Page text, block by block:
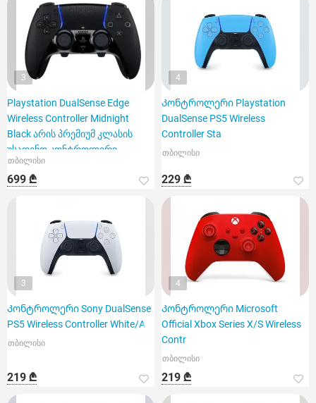
3
Playstation DualSense Edge
Wireless Controller Midnight
Black არის პრემიუმ კლასის
უსადენო კონტროლერი
თბილისი
699 ₾
4
Კონტროლერი Playstation
DualSense PS5 Wireless
Controller Sta
თბილისი
229 ₾
3
Კონტროლერი Sony DualSense
PS5 Wireless Controller White/A
თბილისი
219 ₾
4
Კონტროლერი Microsoft
Official Xbox Series X/S Wireless
Contr
თბილისი
219 ₾